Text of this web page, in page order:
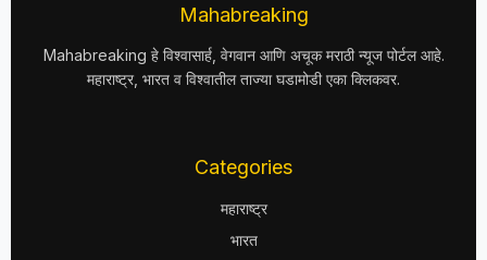
Mahabreaking
Mahabreaking हे विश्वासार्ह, वेगवान आणि अचूक मराठी न्यूज पोर्टल आहे.
महाराष्ट्र, भारत व विश्वातील ताज्या घडामोडी एका क्लिकवर.
Categories
महाराष्ट्र
भारत